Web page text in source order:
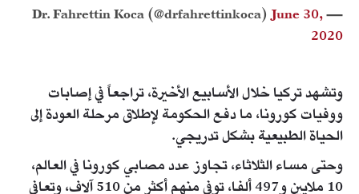
— Dr. Fahrettin Koca (@drfahrettinkoca)
June 30,
2020
وتشهد تركيا خلال الأسابيع الأخيرة، تراجعاً في إصابات
ووفيات كورونا، ما دفع الحكومة لإطلاق مرحلة العودة إلى
الحياة الطبيعية بشكل تدريجي.
وحتى مساء الثلاثاء، تجاوز عدد مصابي كورونا في العالم،
10 ملايين و497 ألفا، توفي منهم أكثر من 510 آلاف، وتعافى